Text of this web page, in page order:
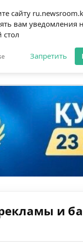
сайту
вам уведомления
стол
Запретить
Алматы:23°C
Новости
и